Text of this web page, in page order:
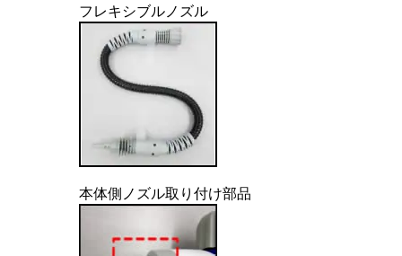
フレキシブルノズル
本体側ノズル取り付け部品